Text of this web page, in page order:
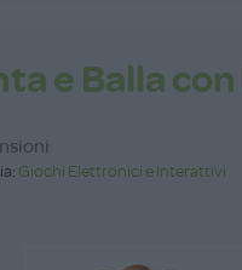
e Balla
Giochi Elettronici e Interattivi